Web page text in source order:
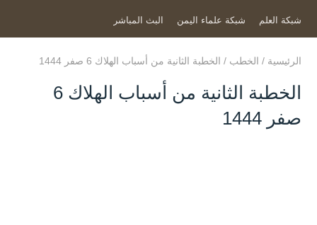
شبكة العلم شبكة علماء اليمن البث المباشر
الرئيسية / الخطب / الخطبة الثانية من أسباب الهلاك 6 صفر 1444
الخطبة الثانية من أسباب الهلاك 6
صفر 1444